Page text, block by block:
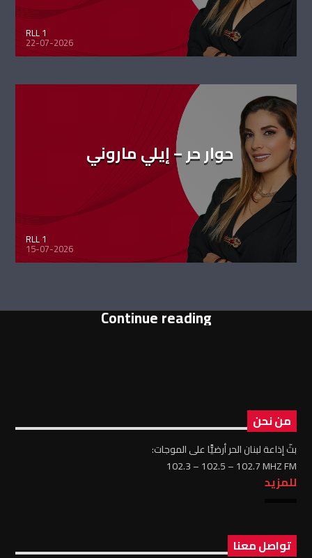
RLL 1
22-07-2026
حوار حر – إيلي ماروني
RLL 1
15-07-2026
Continue reading
من نحن
بثّ إذاعة لبنان الحر أرضيًّا على الموجات:
102.3 – 102.5 – 102.7 MHZ FM
للمزيد
تواصل معنا